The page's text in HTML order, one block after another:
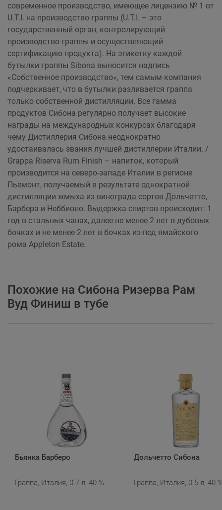
современное производство, имеющее лицензию № 1 от
U.T.I. на производство граппы (U.T.I. – это
государственный орган, контролирующий
производство граппы и осуществляющий
сертификацию продукта). На этикетку каждой
бутылки граппы Sibona выносится надпись
«Собственное производство», тем самым компания
подчеркивает, что в бутылки разливается граппа
только собственной дистилляции. Все гамма
продуктов Сибона регулярно получает высокие
награды на международных конкурсах благодаря
чему Дистиллерия Сибона неоднократно
удостаивалась звания лучшей дистиллерии Италии. /
Grappa Riserva Rum Finish – напиток, который
производится на северо-западе Италии в регионе
Пьемонт, получаемый в результате однократной
дистилляции жмыха из винограда сортов Дольчетто,
Барбера и Неббиоло. Выдержка спиртов происходит: 1
год в стальных чанах, далее не менее 2 лет в дубовых
бочках и не менее 2 лет в бочках из-под ямайского
рома Appleton Estate.
Похожие на Сибона Ризерва Рам
Вуд Финиш в тубе
Бьянка Барберо
Граппа, Италия, 0.7 л, 40 %
Дольчетто Сибона
Граппа, Италия, 0.5 л, 40